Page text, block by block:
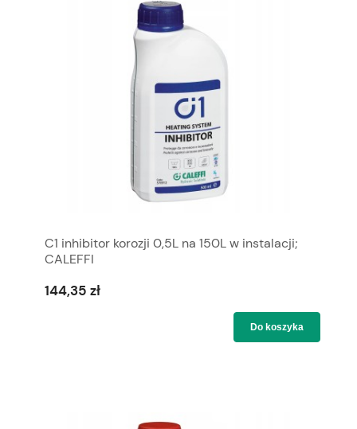
C1 inhibitor korozji 0,5L na 150L w instalacji;
CALEFFI
144,35 zł
Do koszyka